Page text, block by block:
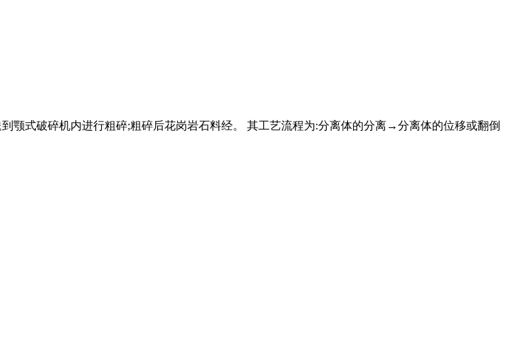
颚式破碎机内进行粗碎;粗碎后花岗岩石料经。 其工艺流程为:分离体的分离→分离体的位移或翻倒